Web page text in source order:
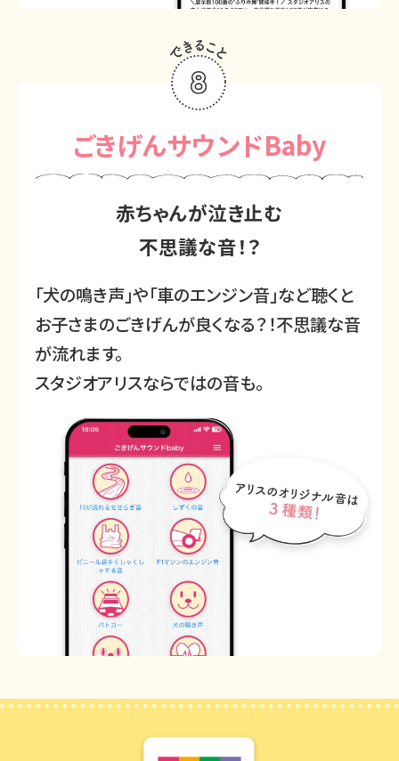
ごきげんサウンドBaby
赤ちゃんが泣き止む
不思議な音！？
「犬の鳴き声」や「車のエンジン音」など聴くと
お子さまのごきげんが良くなる？！不思議な音
が流れます。
スタジオアリスならではの音も。